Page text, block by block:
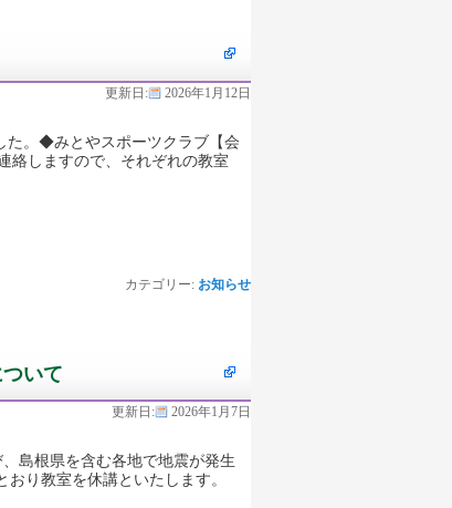
更新日: 2026年1月12日
た。◆みとやスポーツクラブ【会
絡しますので、それぞれの教室
カテゴリー: お知らせ
いて
更新日: 2026年1月7日
島根県を含む各地で地震が発生
り教室を休講といたします。